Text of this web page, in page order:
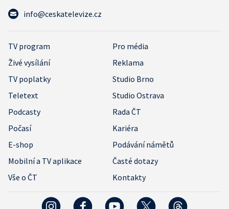
info@ceskatelevize.cz
TV program
Pro média
Živé vysílání
Reklama
TV poplatky
Studio Brno
Teletext
Studio Ostrava
Podcasty
Rada ČT
Počasí
Kariéra
E-shop
Podávání námětů
Mobilní a TV aplikace
Časté dotazy
Vše o ČT
Kontakty